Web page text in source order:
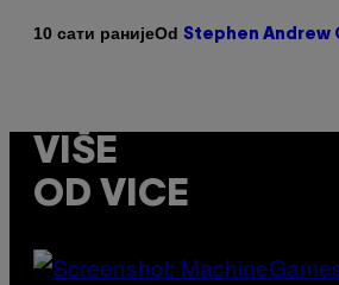
10 сати ранијеOd Stephen Andrew
VIŠE
OD VICE